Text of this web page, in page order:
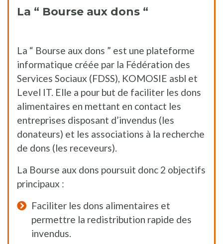
La “ Bourse aux dons “
La “ Bourse aux dons ” est une plateforme
informatique créée par la Fédération des
Services Sociaux (FDSS), KOMOSIE asbl et
Level IT. Elle a pour but de faciliter les dons
alimentaires en mettant en contact les
entreprises disposant d’invendus (les
donateurs) et les associations à la recherche
de dons (les receveurs).
La Bourse aux dons poursuit donc 2 objectifs
principaux :
Faciliter les dons alimentaires et
permettre la redistribution rapide des
invendus.